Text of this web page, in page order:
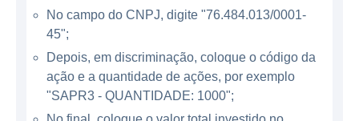
de saneamento do Brasil e é reconhecida
água e esgoto. A companhia atua em várias
cidades e municípios do estado do Paraná,
abrangendo uma grande extensão territorial.
No campo do CNPJ, digite "76.484.013/0001-
45";
Depois, em discriminação, coloque o código da
ação e a quantidade de ações, por exemplo
"SAPR3 - QUANTIDADE: 1000";